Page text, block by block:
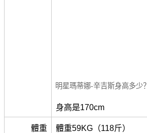
明星瑪蒂娜-辛吉斯身高多少？
身高是170cm
體重 體重59KG（118斤）